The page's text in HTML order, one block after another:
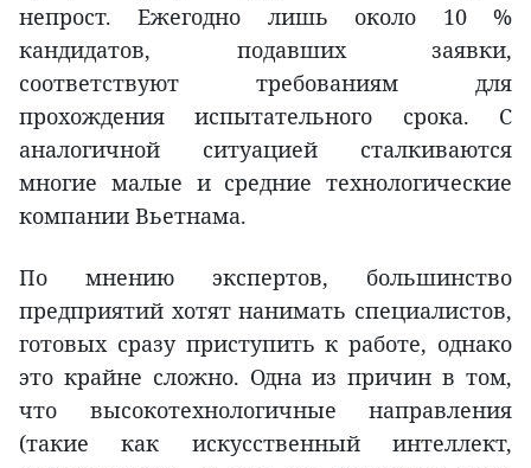
непрост. Ежегодно лишь около 10 %
кандидатов, подавших заявки,
соответствуют требованиям для
прохождения испытательного срока. С
аналогичной ситуацией сталкиваются
многие малые и средние технологические
компании Вьетнама.
По мнению экспертов, большинство
предприятий хотят нанимать специалистов,
готовых сразу приступить к работе, однако
это крайне сложно. Одна из причин в том,
что высокотехнологичные направления
(такие как искусственный интеллект,